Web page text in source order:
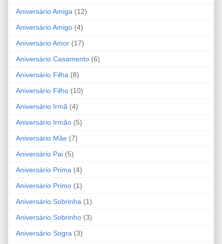
Aniversário Amiga (12)
Aniversário Amigo (4)
Aniversário Amor (17)
Aniversário Casamento (6)
Aniversário Filha (8)
Aniversário Filho (10)
Aniversário Irmã (4)
Aniversário Irmão (5)
Aniversário Mãe (7)
Aniversário Pai (5)
Aniversário Prima (4)
Aniversário Primo (1)
Aniversário Sobrinha (1)
Aniversário Sobrinho (3)
Aniversário Sogra (3)